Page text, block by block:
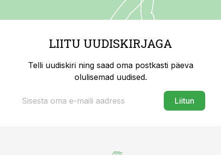
LIITU UUDISKIRJAGA
Telli uudiskiri ning saad oma postkasti päeva
olulisemad uudised.
Liitun